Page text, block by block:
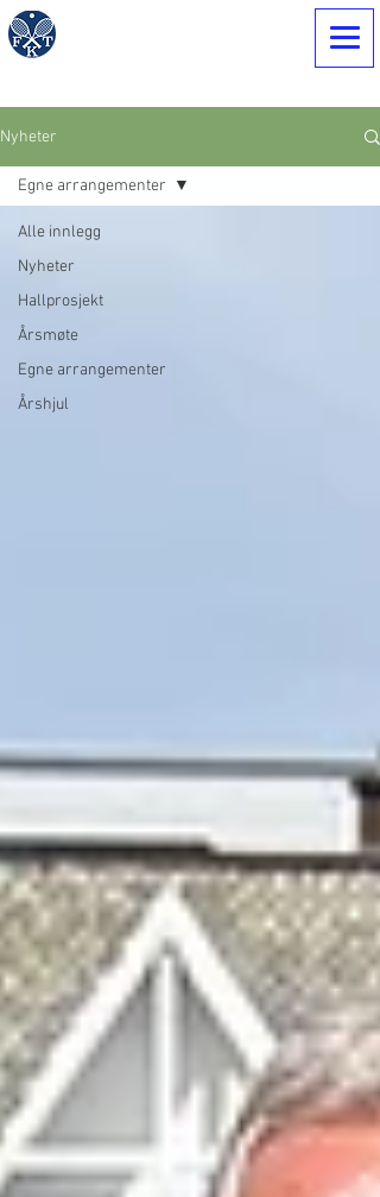
Nyheter
Alle innlegg
Nyheter
Hallprosjekt
Årsmøte
Egne arrangementer
Årshjul
Egne arrangementer